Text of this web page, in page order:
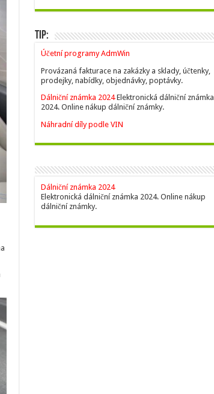
Tip:
Účetní programy AdmWin
Provázaná fakturace na zakázky a sklady, účtenky,
prodejky, nabídky, objednávky, poptávky.
Dálniční známka 2024Elektronická dálniční známka
2024. Online nákup dálniční známky.
Náhradní díly podle VIN
Dálniční známka 2024
Elektronická dálniční známka 2024. Online nákup
dálniční známky.